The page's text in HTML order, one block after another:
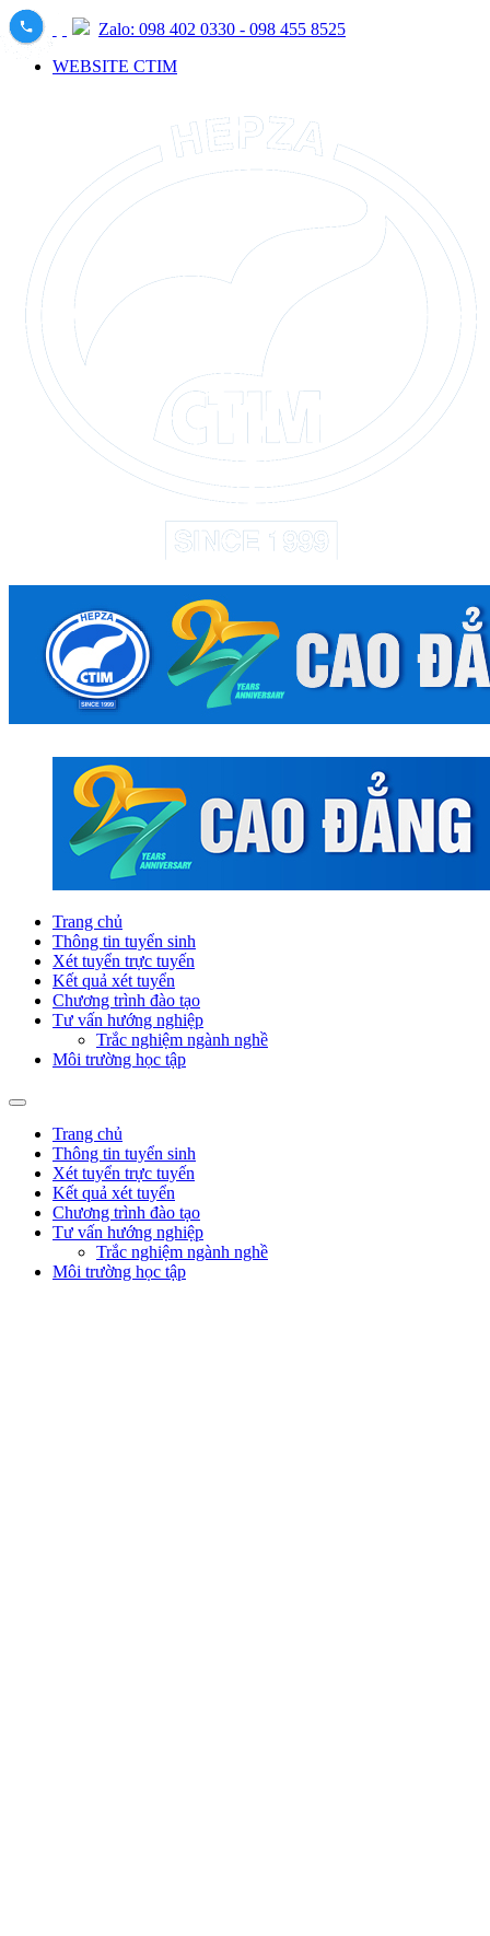
Zalo: 098 402 0330 - 098 455 8525
WEBSITE CTIM
Trang chủ
Thông tin tuyển sinh
Xét tuyển trực tuyến
Kết quả xét tuyển
Chương trình đào tạo
Tư vấn hướng nghiệp
Trắc nghiệm ngành nghề
Môi trường học tập
Trang chủ
Thông tin tuyển sinh
Xét tuyển trực tuyến
Kết quả xét tuyển
Chương trình đào tạo
Tư vấn hướng nghiệp
Trắc nghiệm ngành nghề
Môi trường học tập